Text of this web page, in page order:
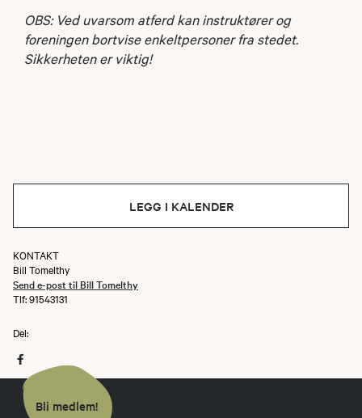
OBS: Ved uvarsom atferd kan instruktører og
foreningen bortvise enkeltpersoner fra stedet.
Sikkerheten er viktig!
LEGG I KALENDER
KONTAKT
Bill Tomelthy
Send e-post til Bill Tomelthy
Tlf: 91543131
Del:
Bli medlem!